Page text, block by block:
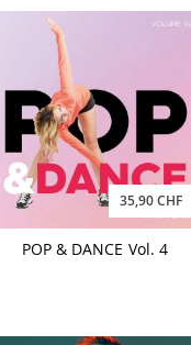
35,90 CHF
POP & DANCE Vol. 4